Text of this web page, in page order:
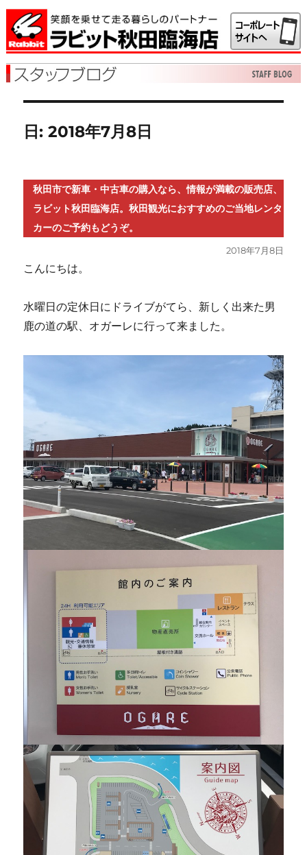
日:2018年7月8日
秋田市で新車・中古車の購入なら、情報が満載の販売店、
ラビット秋田臨海店。秋田観光におすすめのご当地レンタ
カーのご予約もどうぞ。
投
2018年7月8日
こんにちは。
水曜日の定休日にドライブがてら、新しく出来た男
鹿の道の駅、オガーレに行って来ました。